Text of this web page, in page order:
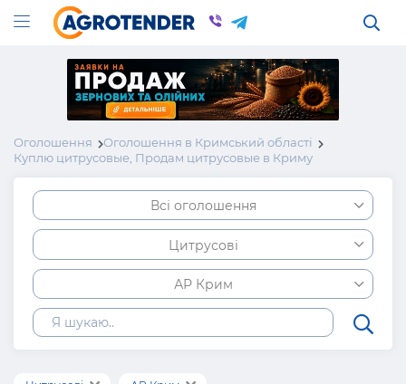
Оголошення
Оголошення в Кримський області
Куплю цитрусовые, Продам цитрусовые в Криму
Всі оголошення
Цитрусові
АР Крим